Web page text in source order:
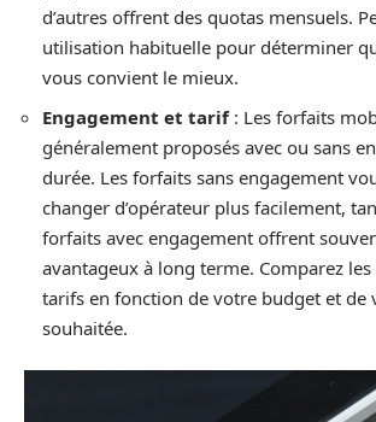
d’autres offrent des quotas mensuels.
utilisation habituelle pour déterminer
vous convient le mieux.
Engagement et tarif: Les forfaits
généralement proposés avec ou sans
durée. Les forfaits sans engagement
changer d’opérateur plus facilement,
forfaits avec engagement offrent
avantageux à long terme. Comparez
tarifs en fonction de votre budget et de
souhaitée.